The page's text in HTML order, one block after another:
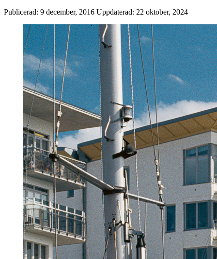
Publicerad: 9 december, 2016 Uppdaterad: 22 oktober, 2024